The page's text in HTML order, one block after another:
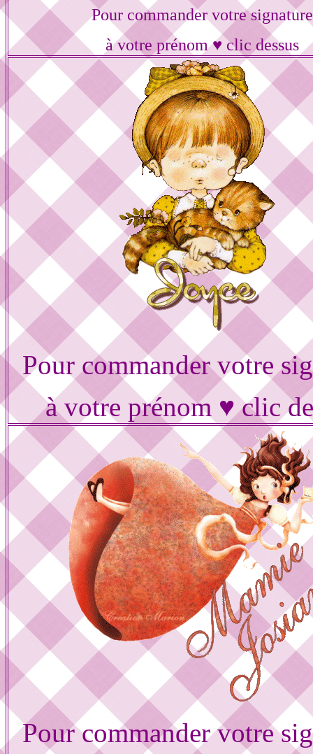
Pour commander votre signature
à votre prénom ♥ clic dessus
Pour commander votre
à votre prénom ♥ clic
Pour commander votre